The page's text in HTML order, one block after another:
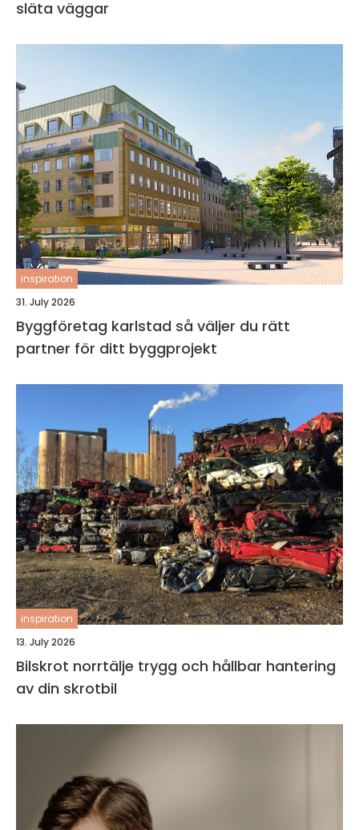
släta väggar
inspiration
31. July 2026
Byggföretag karlstad så väljer du rätt
partner för ditt byggprojekt
inspiration
13. July 2026
Bilskrot norrtälje trygg och hållbar hantering
av din skrotbil